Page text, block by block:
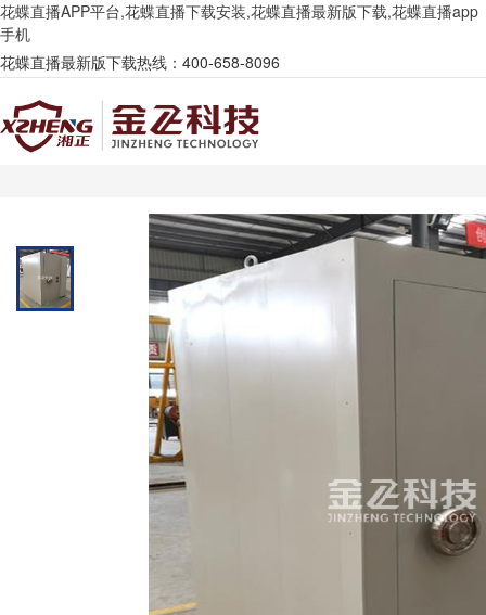
花蝶直播APP平台,花蝶直播下载安装,花蝶直播最新版下载,花蝶直播app
手机
花蝶直播最新版下载热线：400-658-8096